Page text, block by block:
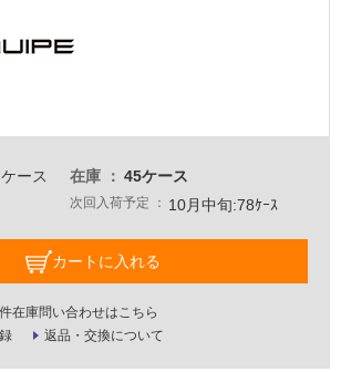
ケース 在庫 45ケース
次回入荷予定 10月中旬:78ｹｰｽ
カートに入れる
在庫問い合わせはこちら
返品・交換について